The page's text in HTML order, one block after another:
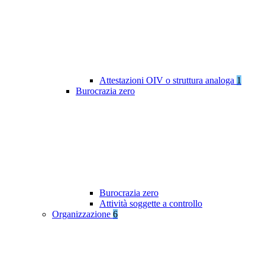
Attestazioni OIV o struttura analoga 1
Burocrazia zero
Burocrazia zero
Attività soggette a controllo
Organizzazione 6